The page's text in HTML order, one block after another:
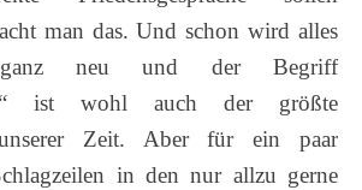
man das. Und schon wird alles
neu und der Begriff
ist wohl auch der größte
unserer Zeit. Aber für ein paar
in den nur allzu gerne